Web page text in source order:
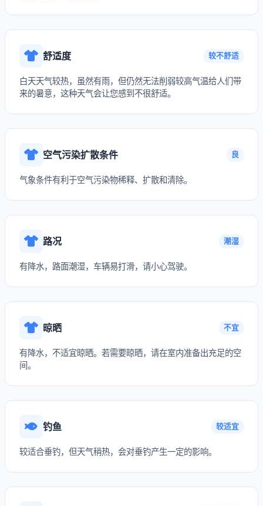
舒适度 较不舒适
白天天气较热，虽然有雨，但仍然无法削弱较高气温给人们带
来的暑意，这种天气会让您感到不很舒适。
空气污染扩散条件 良
气象条件有利于空气污染物稀释、扩散和清除。
路况 潮湿
有降水，路面潮湿，车辆易打滑，请小心驾驶。
晾晒 不宜
有降水，不适宜晾晒。若需要晾晒，请在室内准备出充足的空
间。
钓鱼 较适宜
较适合垂钓，但天气稍热，会对垂钓产生一定的影响。